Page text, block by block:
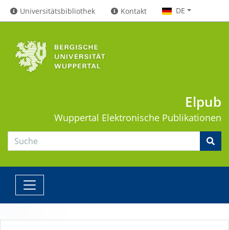
Universitätsbibliothek Kontakt DE
Elpub
Wuppertal Elektronische Publikationen